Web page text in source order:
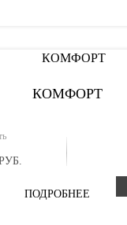
КОМФОРТ
ПОДРОБНЕЕ